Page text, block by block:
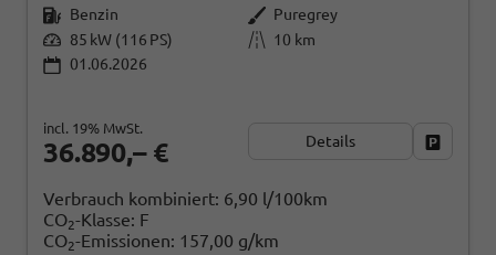
Benzin
Puregrey
85 kW (116 PS)
10 km
01.06.2026
36.890,– €
incl. 19% MwSt.
Details
Verbrauch kombiniert: 6,90 l/100km
CO2-Klasse: F
CO2-Emissionen: 157,00 g/km